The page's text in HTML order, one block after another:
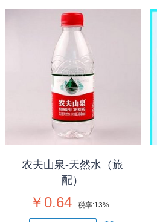
农夫山泉-天然水（旅
配）
￥0.64 税率:13%